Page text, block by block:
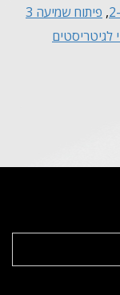
,
פיתוח שמיעה 3
לגיטריסטים